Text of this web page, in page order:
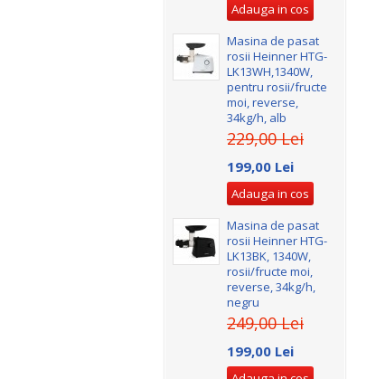
Adauga in cos
Masina de pasat
rosii Heinner HTG-
LK13WH,1340W,
pentru rosii/fructe
moi, reverse,
34kg/h, alb
229,00 Lei
199,00 Lei
Adauga in cos
Masina de pasat
rosii Heinner HTG-
LK13BK, 1340W,
rosii/fructe moi,
reverse, 34kg/h,
negru
249,00 Lei
199,00 Lei